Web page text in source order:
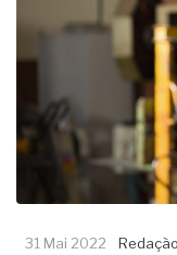
31 Mai 2022 Redação